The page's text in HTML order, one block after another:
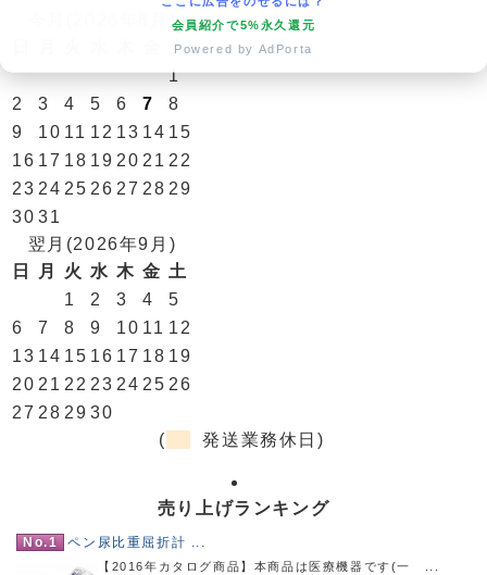
今月(2026年8月)
土
1
2
3 4 5 6 7
8
9
10 11 12 13 14 15
16 17 18 19 20 21 22
23 24 25 26 27 28 29
30 31
翌月(2026年9月)
日
月 火 水 木 金 土
1
2 3 4
5
6
7 8 9 10 11 12
13 14 15 16 17 18 19
20 21 22 23 24 25 26
27 28 29 30
(
発送業務休日)
売り上げランキング
No.1 ペン尿比重屈折計 ...
【2016年カタログ商品】本商品は医療機器です(一 ...
会員紹介で5%永久還元
Powered by AdPorta